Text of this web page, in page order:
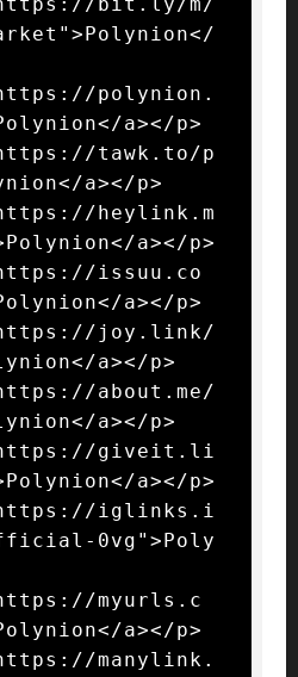
polynion.
a></p>
tawk.to/p
a></p>
heylink.m
a></p>
issuu.co
a></p>
joy.link/
a></p>
about.me/
a></p>
giveit.li
a></p>
iglinks.i
0vg">Poly
myurls.c
a></p>
manylink.